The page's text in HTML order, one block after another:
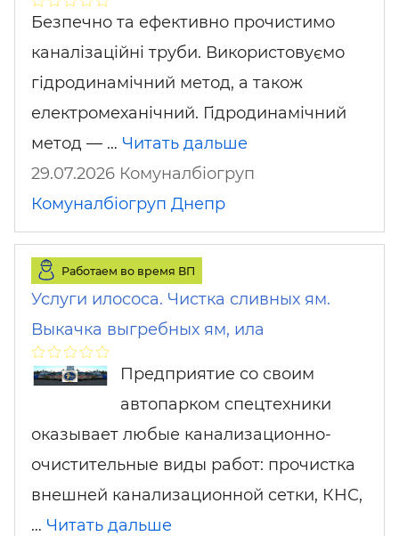
Безпечно та ефективно прочистимо
каналізаційні труби. Використовуємо
гідродинамічний метод, а також
електромеханічний. Гідродинамічний
метод — … Читать дальше
29.07.2026 Комуналбіогруп
Комуналбіогруп Днепр
Работаем во время ВП
Услуги илососа. Чистка сливных ям.
Выкачка выгребных ям, ила
Предприятие со своим
автопарком спецтехники
оказывает любые канализационно-
очистительные виды работ: прочистка
внешней канализационной сетки, КНС,
… Читать дальше